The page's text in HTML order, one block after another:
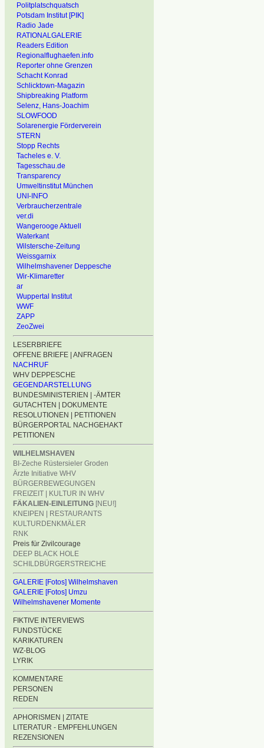
Politplatschquatsch
Potsdam Institut [PIK]
Radio Jade
RATIONALGALERIE
Readers Edition
Regionalflughaefen.info
Reporter ohne Grenzen
Schacht Konrad
Schlicktown-Magazin
Shipbreaking Platform
Selenz, Hans-Joachim
SLOWFOOD
Solarenergie Förderverein
STERN
Stopp Rechts
Tacheles e. V.
Tagesschau.de
Transparency
Umweltinstitut München
UNI-INFO
Verbraucherzentrale
ver.di
Wangerooge Aktuell
Waterkant
Wilstersche-Zeitung
Weissgarnix
Wilhelmshavener Deppesche
Wir-Klimaretter
ar
Wuppertal Institut
WWF
ZAPP
ZeoZwei
LESERBRIEFE
OFFENE BRIEFE | ANFRAGEN
NACHRUF
WHV DEPPESCHE
GEGENDARSTELLUNG
BUNDESMINISTERIEN | -ÄMTER
GUTACHTEN | DOKUMENTE
RESOLUTIONEN | PETITIONEN
BÜRGERPORTAL NACHGEHAKT
PETITIONEN
WILHELMSHAVEN
BI-Zeche Rüstersieler Groden
Ärzte Initiative WHV
BÜRGERBEWEGUNGEN
FREIZEIT | KULTUR IN WHV
FÄKALIEN-EINLEITUNG [NEU!]
KNEIPEN | RESTAURANTS
KULTURDENKMÄLER
RNK
Preis für Zivilcourage
DEEP BLACK HOLE
SCHILDBÜRGERSTREICHE
GALERIE [Fotos] Wilhelmshaven
GALERIE [Fotos] Umzu
Wilhelmshavener Momente
FIKTIVE INTERVIEWS
FUNDSTÜCKE
KARIKATUREN
WZ-BLOG
LYRIK
KOMMENTARE
PERSONEN
REDEN
APHORISMEN | ZITATE
LITERATUR - EMPFEHLUNGEN
REZENSIONEN